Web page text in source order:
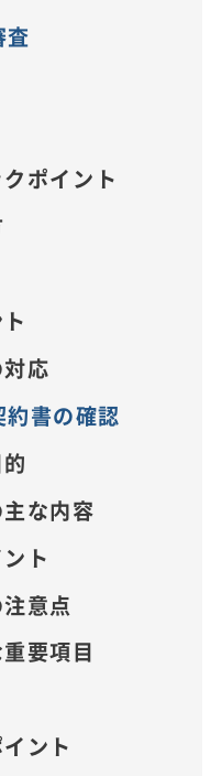
査
ポイント
応
書の確認
な内容
ト
意点
要項目
ント